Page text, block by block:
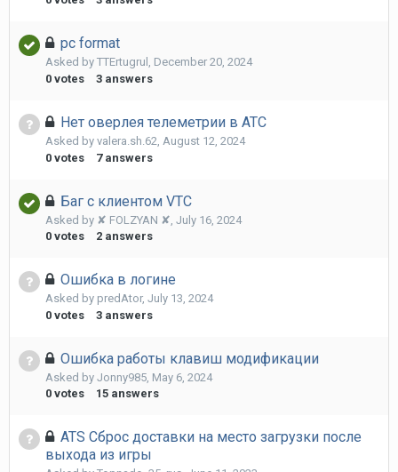
pc format
Asked by TTErtugrul , December 20, 2024
0 votes 3 answers
Нет оверлея телеметрии в АТС
Asked by valera.sh.62 August 12, 2024
0 votes 7 answers
Баг с клиентом VTC
Asked by ✘ FOLZYAN ✘ July 16, 2024
0 votes 2 answers
Ошибка в логине
Asked by predAtor, July 13, 2024
0 votes 3 answers
Ошибка работы клавиш модификации
Asked by Jonny985 May 6, 2024
0 votes 15 answers
ATS Сброс доставки на место загрузки после
выхода из игры